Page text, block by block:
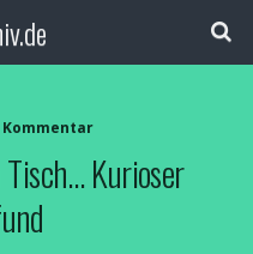
Kommentar
Kurioser